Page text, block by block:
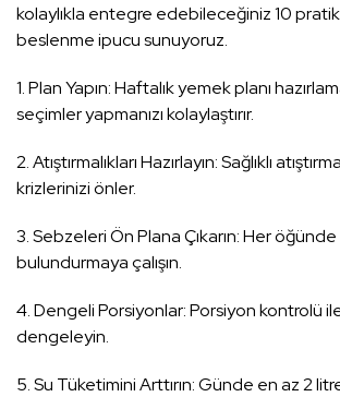
kolaylıkla entegre edebileceğiniz 10 pratik
beslenme ipucu sunuyoruz.
1. Plan Yapın: Haftalık yemek planı
seçimler yapmanızı kolaylaştırır.
2. Atıştırmalıkları Hazırlayın: Sağlıklı
krizlerinizi önler.
3. Sebzeleri Ön Plana Çıkarın: Her
bulundurmaya çalışın.
4. Dengeli Porsiyonlar: Porsiyon kontrolü
dengeleyin.
5. Su Tüketimini Arttırın: Günde en az 2